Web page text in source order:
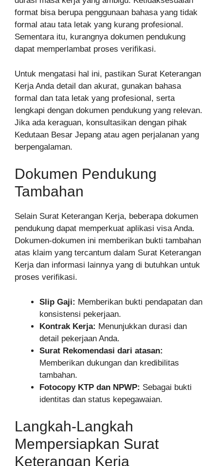
format bisa berupa penggunaan bahasa yang tidak
formal atau tata letak yang kurang profesional.
Sementara itu, kurangnya dokumen pendukung
dapat memperlambat proses verifikasi.
Untuk mengatasi hal ini, pastikan Surat Keterangan
Kerja Anda detail dan akurat, gunakan bahasa
formal dan tata letak yang profesional, serta
lengkapi dengan dokumen pendukung yang relevan.
Jika ada keraguan, konsultasikan dengan pihak
Kedutaan Besar Jepang atau agen perjalanan yang
berpengalaman.
Dokumen Pendukung
Tambahan
Selain Surat Keterangan Kerja, beberapa dokumen
pendukung dapat memperkuat aplikasi visa Anda.
Dokumen-dokumen ini memberikan bukti tambahan
atas klaim yang tercantum dalam Surat Keterangan
Kerja dan informasi lainnya yang di butuhkan untuk
proses verifikasi.
Slip Gaji: Memberikan bukti pendapatan dan
konsistensi pekerjaan.
Kontrak Kerja: Menunjukkan durasi dan
detail pekerjaan Anda.
Surat Rekomendasi dari atasan:
Memberikan dukungan dan kredibilitas
tambahan.
Fotocopy KTP dan NPWP: Sebagai bukti
identitas dan status kepegawaian.
Langkah-Langkah
Mempersiapkan Surat
Keterangan Kerja